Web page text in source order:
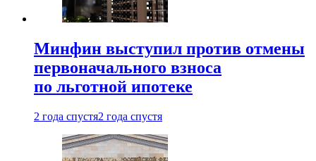
Минфин выступил против отмены
первоначального взноса
по льготной ипотеке
2 года спустя2 года спустя